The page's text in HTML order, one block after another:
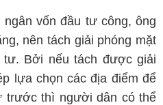
vốn đầu tư công, ông
nên tách giải phóng mặt
Bởi nếu tách được giải
lựa chọn các địa điểm để
trước thì người dân có thể